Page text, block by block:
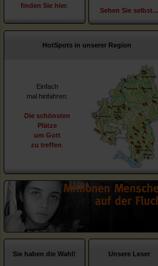
finden Sie hier
Sehen Sie selbst...
HotSpots in unserer Region
Einfach
mal hinfahren:
Die schönsten
Plätze
um Gott
zu treffen
Sie haben die Wahl! Unsere Leser